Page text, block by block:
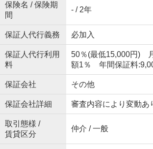
保険名 / 保険期
間
- / 2年
保証人代行義務 必加入
保証人代行利用
料
50％(最低15,000円)
額1％ 年間保証料
保証会社 その他
保証会社詳細 審査内容により変動あ
取引態様 /
賃貸区分
仲介 / 一般